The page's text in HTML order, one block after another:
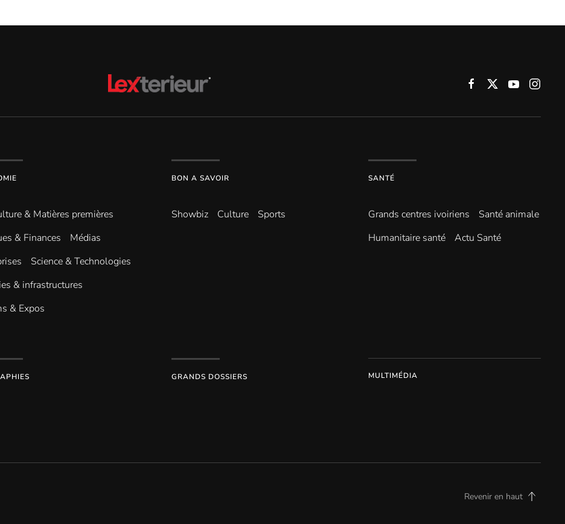
& Matières premières
& Finances
Médias
Science & Technologies
& infrastructures
& Expos
BON A SAVOIR
Showbiz Culture Sports
SANTÉ
Grands centres ivoiriens
Santé animale
Humanitaire santé
Actu Santé
GRANDS DOSSIERS MULTIMÉDIA
Revenir en haut